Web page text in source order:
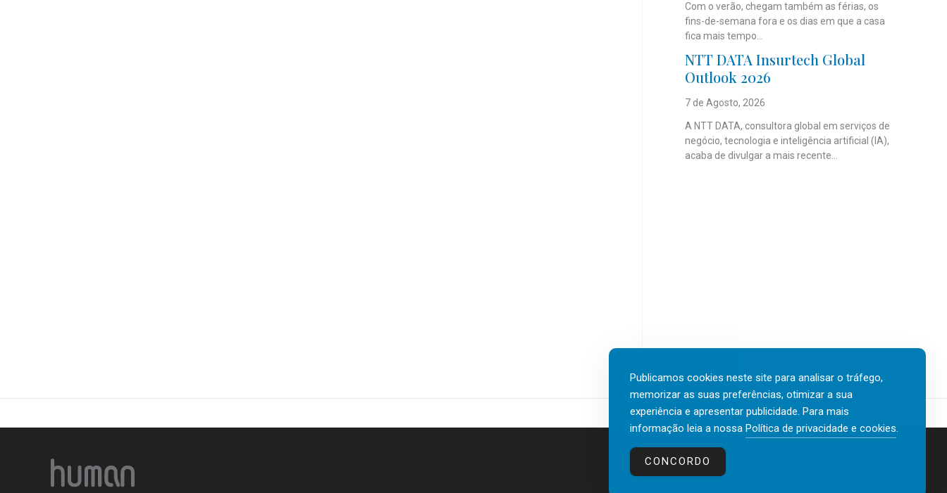
Com o verão, chegam também as férias, os
fins-de-semana fora e os dias em que a casa
fica mais tempo...
NTT DATA Insurtech Global
Outlook 2026
7 de Agosto, 2026
A NTT DATA, consultora global em serviços de
negócio, tecnologia e inteligência artificial (IA),
acaba de divulgar a mais recente...
Contactos
Publicamos cookies neste site para analisar o tráfego,
memorizar as suas preferências, otimizar a sua
experiência e apresentar publicidade. Para mais
informação leia a nossa Política de privacidade e cookies.
CONCORDO